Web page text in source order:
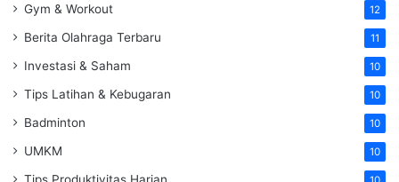
Gym & Workout 12
Berita Olahraga Terbaru 11
Investasi & Saham 10
Tips Latihan & Kebugaran 10
Badminton 10
UMKM 10